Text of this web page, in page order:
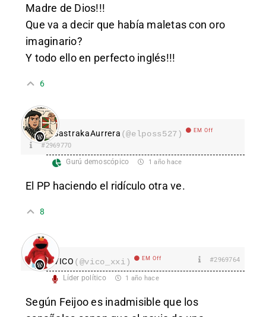
Madre de Dios!!!
Que va a decir que había maletas con oro
imaginario?
Y todo ello en perfecto inglés!!!
6
SastrakaAurrera (@elposs527) EM Off
#2969770
Gurú demoscópico 1 año hace
El PP haciendo el ridículo otra ve.
8
VICO (@vico_xxi) EM Off #2969764
Líder político 1 año hace
Según Feijoo es inadmisible que los